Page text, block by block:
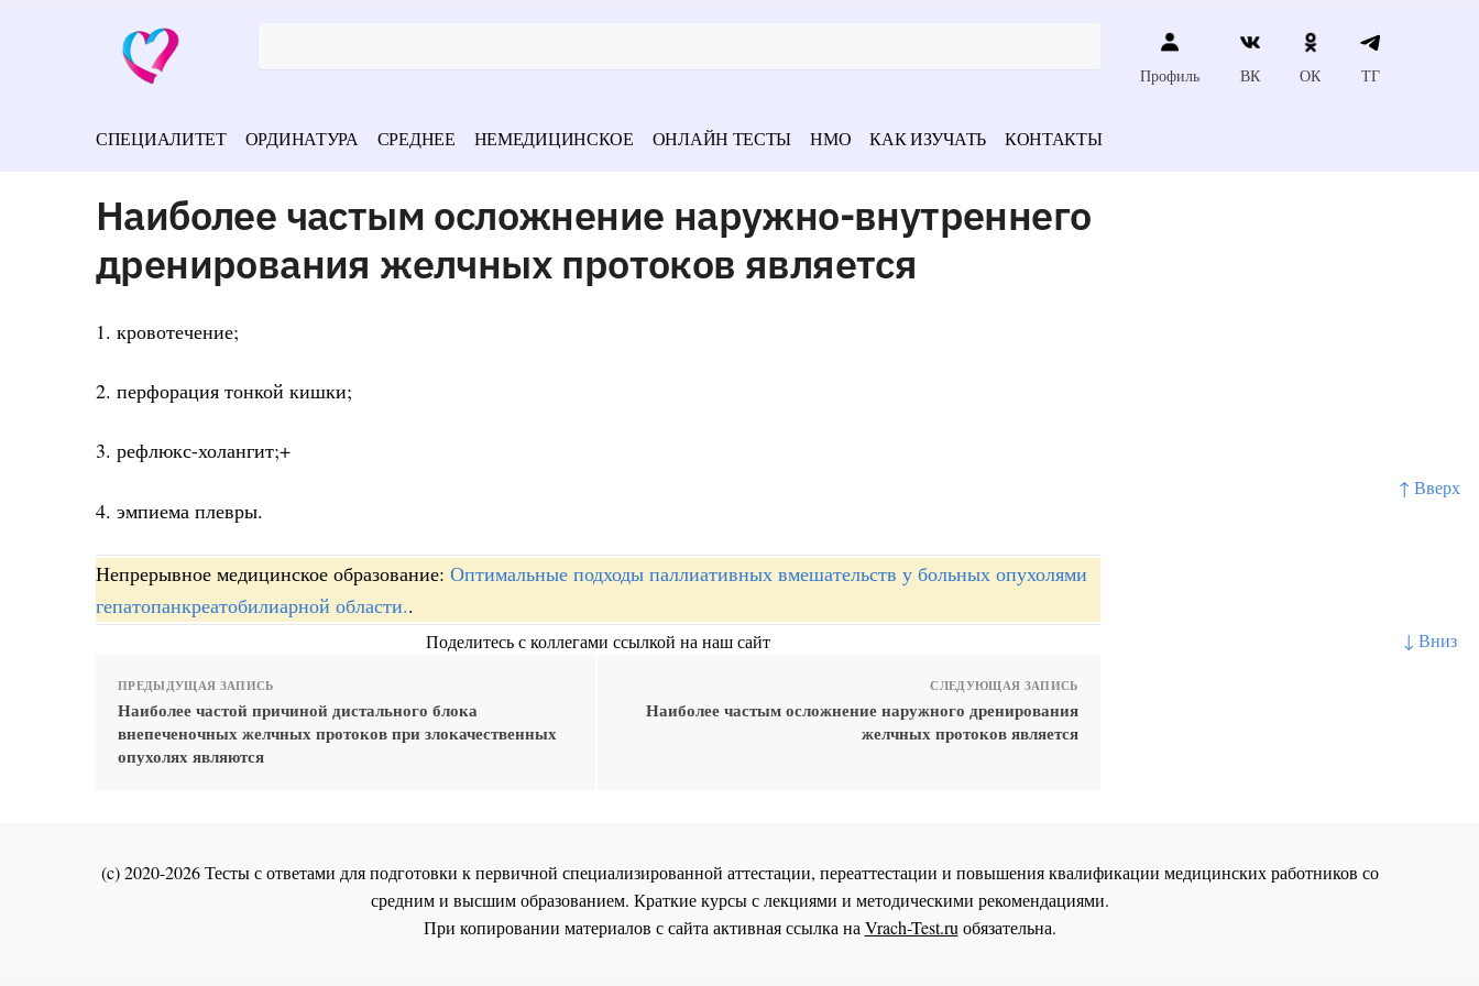
↑ Вверх
↓ Вниз
Профиль ВК ОК ТГ
СПЕЦИАЛИТЕТ ОРДИНАТУРА СРЕДНЕЕ НЕМЕДИЦИНСКОЕ ОНЛАЙН ТЕСТЫ НМО КАК ИЗУЧАТЬ КОНТАКТЫ
Наиболее частым осложнение наружно-внутреннего
дренирования желчных протоков является
1. кровотечение;
2. перфорация тонкой кишки;
3. рефлюкс-холангит;+
4. эмпиема плевры.
Непрерывное медицинское образование: Оптимальные подходы паллиативных вмешательств у больных опухолями
гепатопанкреатобилиарной области..
Поделитесь с коллегами ссылкой на наш сайт
ПРЕДЫДУЩАЯ ЗАПИСЬ
Наиболее частой причиной дистального блока
внепеченочных желчных протоков при злокачественных
опухолях являются
СЛЕДУЮЩАЯ ЗАПИСЬ
Наиболее частым осложнение наружного дренирования
желчных протоков является
(c) 2020-2026 Тесты с ответами для подготовки к первичной специализированной аттестации, переаттестации и повышения квалификации медицинских работников со
средним и высшим образованием. Краткие курсы с лекциями и методическими рекомендациями.
При копировании материалов с сайта активная ссылка наVrach-Test.ruобязательна.